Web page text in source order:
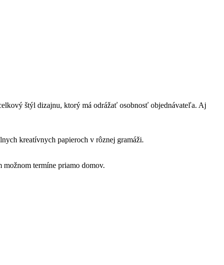
štýl dizajnu, ktorý má odrážať osobnosť objednávateľa. Aj
kreatívnych papieroch v rôznej gramáži.
termíne priamo domov.